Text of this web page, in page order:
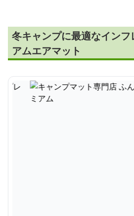
冬キャンプに最適なインフ
アムエアマット